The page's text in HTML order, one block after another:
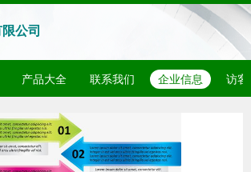
公司
产品大全 联系我们 企业信息 访客